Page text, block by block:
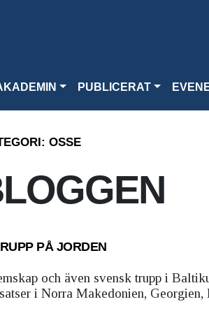
PUBLICERAT
OSSE
PÅ JORDEN
och även svensk trupp i
i Norra Makedonien,